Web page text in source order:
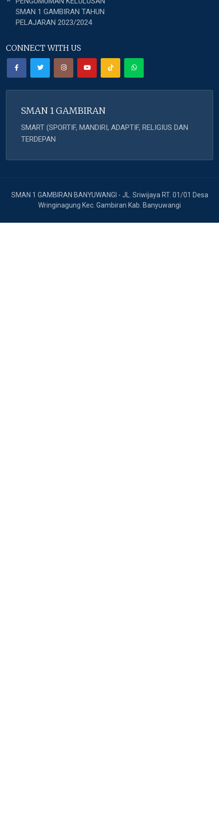
SMAN 1 GAMBIRAN TAHUN
PELAJARAN 2023/2024
CONNECT WITH US
SMAN 1 GAMBIRAN
SMART (SPORTIF, MANDIRI, ADAPTIF, RELIGIUS DAN
TERDEPAN
SMAN 1 GAMBIRAN BANYUWANGI - JL. Sriwijaya RT. 01/01 Desa
Wringinagung Kec. Gambiran Kab. Banyuwangi